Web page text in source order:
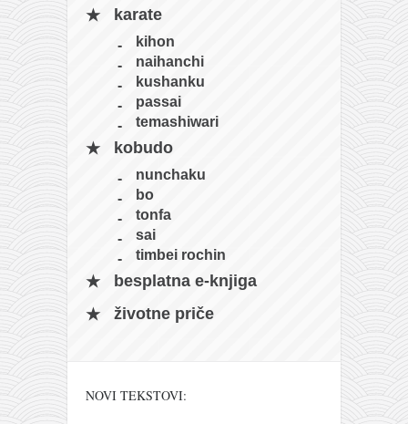
karate
kihon
naihanchi
kushanku
passai
temashiwari
kobudo
nunchaku
bo
tonfa
sai
timbei rochin
besplatna e-knjiga
životne priče
NOVI TEKSTOVI: